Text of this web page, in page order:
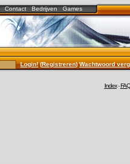
Contact Bedrijven Games
Login!(Registreren)Wachtwoord
Index-FAQ